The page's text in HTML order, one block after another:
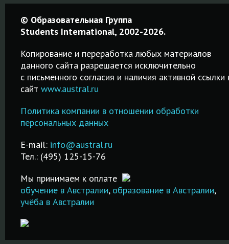
Подготовка
к IELTS в
Москве
Качественные
курсы от 2-х
дней до 2-х
месяцев!
Подготовка к
IELTS в Москве.
Недорого и
качественно!
ПОДРОБНЕЕ
Образование
в Новой
Зеландии
Среднее,
профессиональное
образование.
Возможность
после обучения.
Среднее
школах-
© Образовательная Группа
Students International, 2002-2026.
Копирование и переработка любых материалов
данного сайта разрешается исключительно
c письменного согласия и наличия активной ссылки
сайт www.austral.ru
Политика компании в отношении обработки
персональных данных
E-mail: info@austral.ru
Тел.: (495) 125-15-76
Мы принимаем к оплате
обучение в Австралии, образование в Австралии,
учёба в Австралии